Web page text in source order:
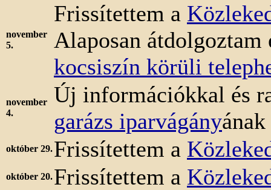
november
5.
Frissítettem a
Alaposan
kocsiszín körüli
november
4.
Új információkkal és
garázs iparvágány
október 29.Frissítettem a
október 20.Frissítettem a